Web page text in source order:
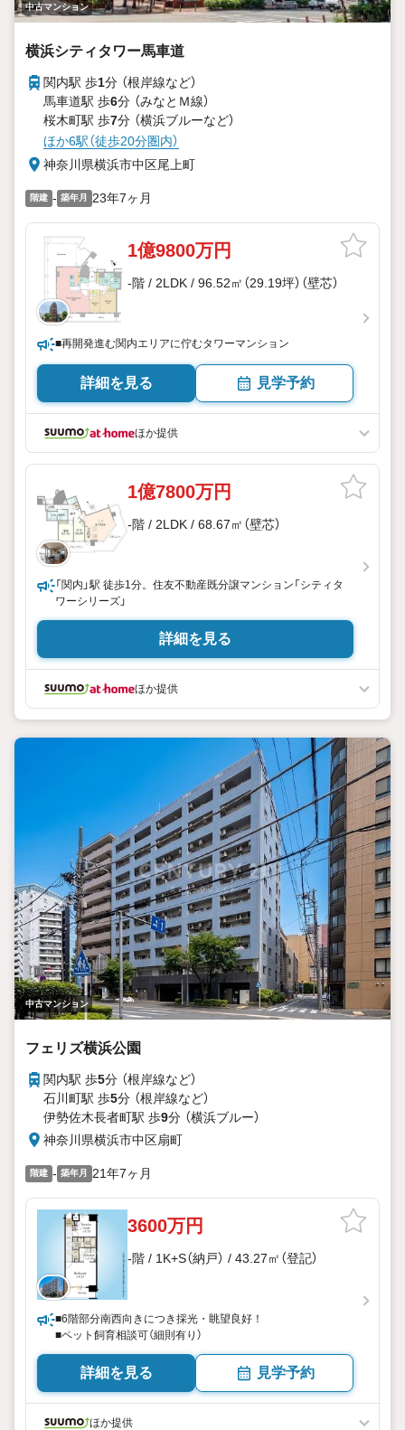
中古マンション
横浜シティタワー馬車道
関内駅 歩1分 （根岸線など）
馬車道駅 歩6分 （みなとＭ線）
桜木町駅 歩7分 （横浜ブルーなど）
ほか6駅（徒歩20分圏内）
神奈川県横浜市中区尾上町
階建 - 築年月 23年7ヶ月
1億9800万円
-階 / 2LDK / 96.52㎡（29.19坪）（壁芯）
■再開発進む関内エリアに佇むタワーマンション
詳細を見る 見学予約
ほか提供
1億7800万円
-階 / 2LDK / 68.67㎡（壁芯）
「関内」駅 徒歩1分。住友不動産既分譲マンション「シティタ
ワーシリーズ」
詳細を見る
ほか提供
中古マンション
フェリズ横浜公園
関内駅 歩5分 （根岸線など）
石川町駅 歩5分 （根岸線など）
伊勢佐木長者町駅 歩9分 （横浜ブルー）
神奈川県横浜市中区扇町
階建 - 築年月 21年7ヶ月
3600万円
-階 / 1K+S（納戸） / 43.27㎡（登記）
■6階部分南西向きにつき採光・眺望良好！
■ペット飼育相談可（細則有り）
詳細を見る 見学予約
ほか提供